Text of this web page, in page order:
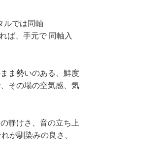
ルでは同軸
ば、手元で 同軸入
ま勢いのある、鮮度
その場の空気感、気
静けさ、音の立ち上
が馴染みの良さ、